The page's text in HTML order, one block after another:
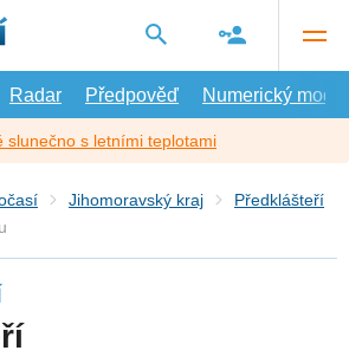
Radar Předpověď Numerický model
slunečno s letními teplotami
Jihomoravský kraj
Předklášteří